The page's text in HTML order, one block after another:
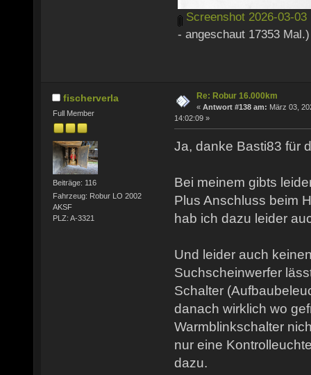
Screenshot 2026-03-03
- angeschaut 17353 Mal.)
fischerverla
Full Member
Beiträge: 116
Fahrzeug: Robur LO 2002
AKSF
PLZ: A-3321
Re: Robur 16.000km
« Antwort #138 am: März 03,
14:02:09 »
Ja, danke Basti83 für
Bei meinem gibts
Plus Anschluss beim
hab ich dazu leider
Und leider auch
Suchscheinwerfer
Schalter
danach wirklich wo
Warmblinkschalter
nur eine
dazu.